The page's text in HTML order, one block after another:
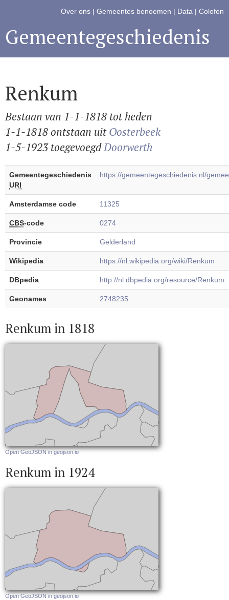
Over ons | Gemeentes benoemen | Data | Colofon
Gemeentegeschiedenis
Renkum
Bestaan van 1-1-1818 tot heden
1-1-1818 ontstaan uitOosterbeek
1-5-1923 toegevoegdDoorwerth
Gemeentegeschiedenis
URI
https://gemeentegeschiedenis.nl/
Amsterdamse code 11325
CBS-code 0274
Provincie Gelderland
Wikipedia https://nl.wikipedia.org/wiki/Renkum
DBpedia http://nl.dbpedia.org/resource/Renkum
Geonames 2748235
Renkum in 1818
Open GeoJSON in geojson.io
Renkum in 1924
Open GeoJSON in geojson.io